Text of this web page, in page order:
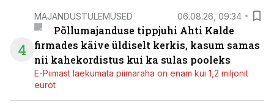
4
MAJANDUSTULEMUSED 06.08.26, 09:34
Põllumajanduse tippjuhi Ahti Kalde
firmades käive üldiselt kerkis, kasum samas
nii kahekordistus kui ka sulas pooleks
E-Piimast laekumata piimaraha on enam kui 1,2 miljonit
eurot